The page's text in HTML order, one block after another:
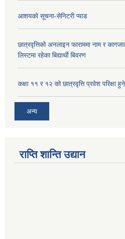
आशयको सूचना-सेनिटरी प्याड
छात्रवृत्तिको अनलाइन फाराममा नाम र
लिस्टमा रहेका बिद्यार्थी बिवरण
कक्षा ११ र १२ को छात्रवृत्ति प्रवेश
अन्य
राप्ति शान्ति उद्यान